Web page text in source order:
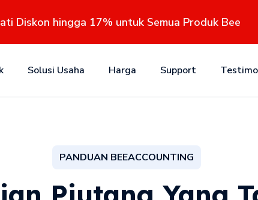
Diskon hingga 17% untuk Semua Produk Bee
Solusi Usaha Harga Support
PANDUAN BEEACCOUNTING